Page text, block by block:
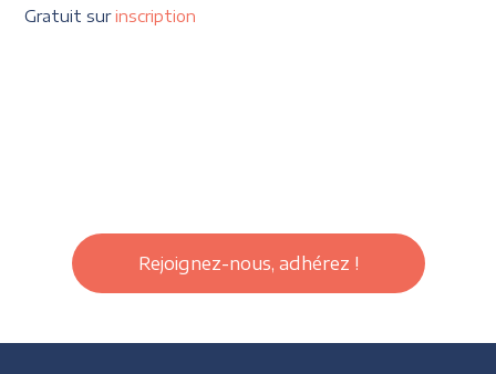
Gratuit surinscription
Rejoignez-nous, adhérez !